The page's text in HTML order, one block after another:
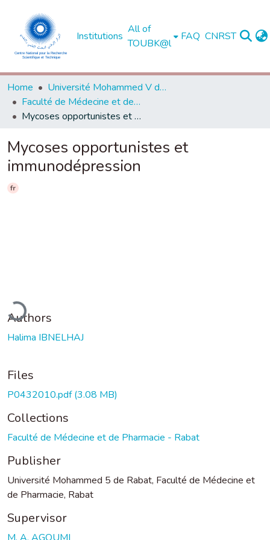
Institutions
All of
TOUBK@l
FAQ CNRST
Home
Université Mohammed V de Rabat
Faculté de Médecine et de Pharmacie - Rabat
Mycoses opportunistes et immunodépression
Mycoses opportunistes et
immunodépression
fr
Authors
Halima IBNELHAJ
Files
P0432010.pdf(3.08 MB)
Collections
Faculté de Médecine et de Pharmacie - Rabat
Publisher
Université Mohammed 5 de Rabat, Faculté de Médecine et
de Pharmacie, Rabat
Supervisor